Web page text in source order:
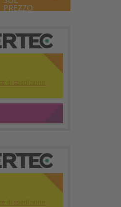
PREZZO
di spedizione
di spedizione